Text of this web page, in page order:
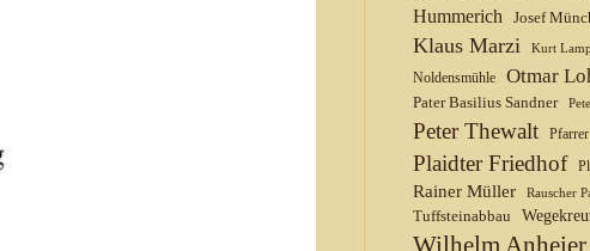
Hummerich Josef
Klaus Marzi Kurt
Noldensmühle Otmar
Pater Basilius Sandner
Peter Thewalt
Plaidter Friedhof
Rainer Müller Rauscher
Tuffsteinabbau
Wilhelm Anheier